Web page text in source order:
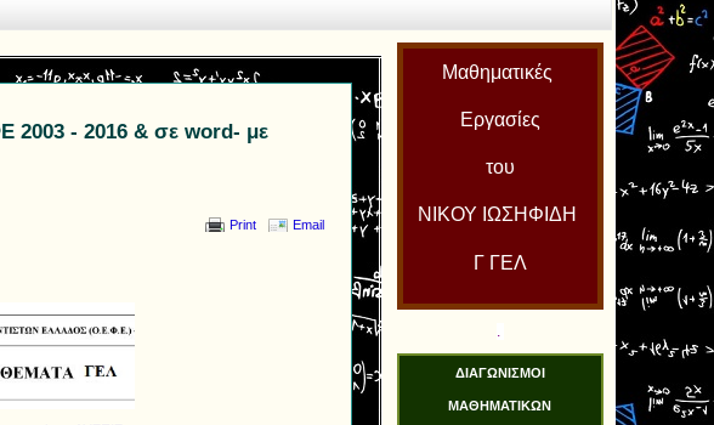
2003 - 2016 & σε word- με
Print Email
Μαθηματικές
Εργασίες
του
ΝΙΚΟΥ ΙΩΣΗΦΙΔΗ
Γ ΓΕΛ
.
ΔΙΑΓΩΝΙΣΜΟΙ
ΜΑΘΗΜΑΤΙΚΩΝ